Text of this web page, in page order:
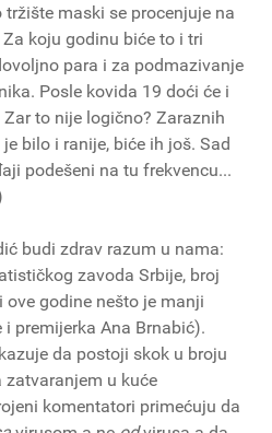
tržište maski se procenjuje na
koju godinu biće to i tri
para i za podmazivanje
Posle kovida 19 doći će i
Zar to nije logično? Zaraznih
bilo i ranije, biće ih još. Sad
podešeni na tu frekvencu...
budi zdrav razum u nama:
zavoda Srbije, broj
godine nešto je manji
premijerka Ana Brnabić).
da postoji skok u broju
u kuće
komentatori primećuju da